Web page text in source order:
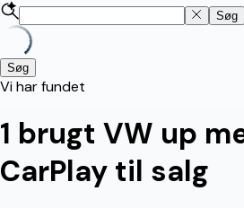
Søg
Søg
Vi har fundet
1 brugt VW up
CarPlay til salg